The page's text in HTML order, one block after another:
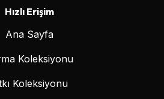
Hızlı Erişim
Ana Sayfa
Koleksiyonu
Koleksiyonu